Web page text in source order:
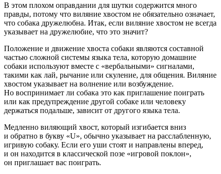
В этом плохом оправдании для шутки содержится много
правды, потому что виляние хвостом не обязательно означает,
что собака дружелюбна. Итак, если виляние хвостом не всегда
указывает на дружелюбие, что это значит?
Положение и движение хвоста собаки являются составной
частью сложной системы языка тела, которую домашние
собаки используют вместе с «вербальными» сигналами,
такими как лай, рычание или скуление, для общения. Виляние
хвостом указывает на волнение или возбуждение.
Но воспринимает ли собака это как приглашение поиграть
или как предупреждение другой собаке или человеку
держаться подальше, зависит от другого языка тела.
Медленно виляющий хвост, который изгибается вниз
и обратно в букву «U», обычно указывает на расслабленную,
игривую собаку. Если его уши стоят и направлены вперед,
и он находится в классической позе «игровой поклон»,
он приглашает вас поиграть.